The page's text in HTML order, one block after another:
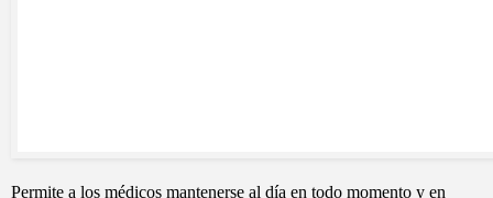
Permite a los médicos mantenerse al día en todo momento y en